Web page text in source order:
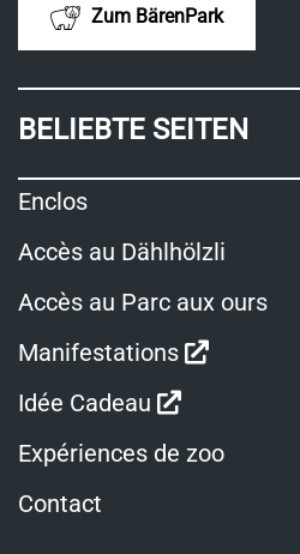
Zum BärenPark
BELIEBTE SEITEN
Enclos
Accès au Dählhölzli
Accès au Parc aux ours
Manifestations
Ouvre
Idée Cadeau
Ouvre
dans
Expériences de zoo
Contact